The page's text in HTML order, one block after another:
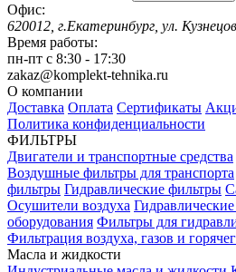
Офис:
620012, г.Екатеринбург, ул.
Время работы:
пн-пт с 8:30 - 17:30
zakaz@komplekt-tehnika.ru
О компании
Доставка Оплата Сертификаты
Политика конфиденциальности
ФИЛЬТРЫ
Двигатели и транспортные средства
Воздушные фильтры для транспорта
фильтры Гидравлические фильтры
Осушители воздуха
оборудования Фильтры для
Фильтрация воздуха, газов и
Масла и жидкости